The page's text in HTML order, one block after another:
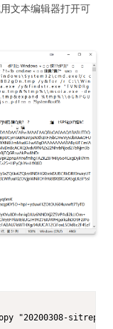
文本编辑器打开可